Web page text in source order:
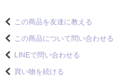
この商品を友達に教える
この商品について問い合わせる
LINEで問い合わせる
買い物を続ける